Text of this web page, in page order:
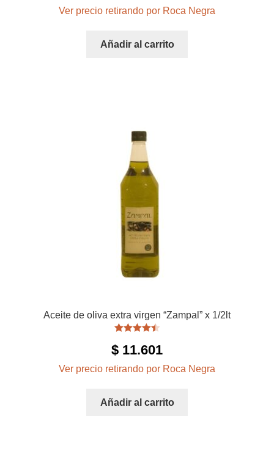
Ver precio retirando por Roca Negra
Añadir al carrito
Aceite de oliva extra virgen “Zampal” x 1/2lt
con4.50de
5
$ 11.601
Ver precio retirando por Roca Negra
Añadir al carrito